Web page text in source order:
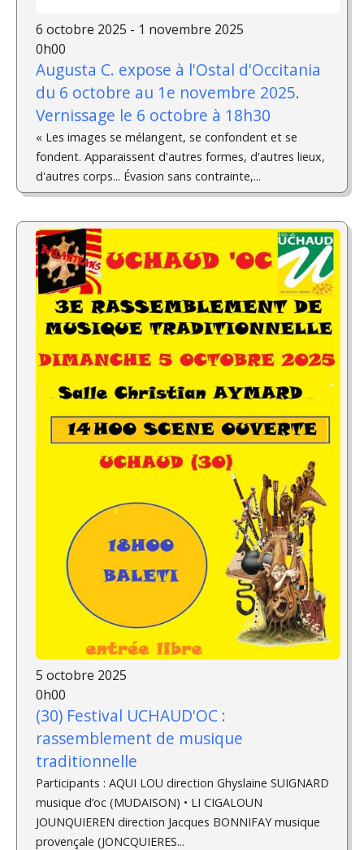
6 octobre 2025 - 1 novembre 2025
0h00
Augusta C. expose à l'Ostal d'Occitania
du 6 octobre au 1e novembre 2025.
Vernissage le 6 octobre à 18h30
« Les images se mélangent, se confondent et se
fondent. Apparaissent d'autres formes, d'autres lieux,
d'autres corps... Évasion sans contrainte,...
5 octobre 2025
0h00
(30) Festival UCHAUD'OC :
rassemblement de musique
traditionnelle
Participants : AQUI LOU direction Ghyslaine SUIGNARD
musique d’oc (MUDAISON) • LI CIGALOUN
JOUNQUIEREN direction Jacques BONNIFAY musique
provençale (JONCQUIERES...